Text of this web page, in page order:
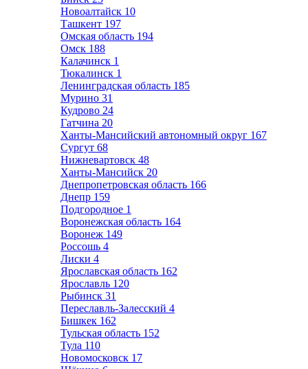
Новоалтайск 10
Ташкент 197
Омская область 194
Омск 188
Калачинск 1
Тюкалинск 1
Ленинградская область 185
Мурино 31
Кудрово 24
Гатчина 20
Ханты-Мансийский автономный округ 167
Сургут 68
Нижневартовск 48
Ханты-Мансийск 20
Днепропетровская область 166
Днепр 159
Подгородное 1
Воронежская область 164
Воронеж 149
Россошь 4
Лиски 4
Ярославская область 162
Ярославль 120
Рыбинск 31
Переславль-Залесский 4
Бишкек 162
Тульская область 152
Тула 110
Новомосковск 17